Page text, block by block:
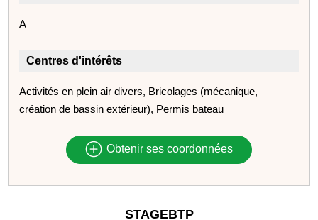
A
Centres d'intérêts
Activités en plein air divers, Bricolages (mécanique,
création de bassin extérieur), Permis bateau
Obtenir ses coordonnées
STAGEBTP